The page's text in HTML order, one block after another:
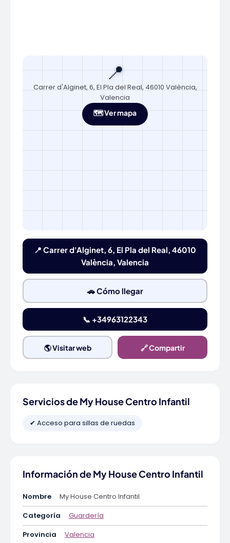
📍
Carrer d'Alginet, 6, El Pla del Real, 46010 València,
Valencia
🗺️ Ver mapa
📍 Carrer d'Alginet, 6, El Pla del Real, 46010
València, Valencia
🚗 Cómo llegar
📞 +34963122343
🌎 Visitar web 🔗 Compartir
Servicios de My House Centro Infantil
✔ Acceso para sillas de ruedas
Información de My House Centro Infantil
Nombre
My House Centro Infantil
Categoría
Guardería
Provincia
Valencia